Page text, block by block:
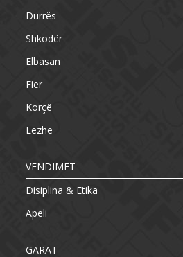
Durrës
Shkodër
Elbasan
Fier
Korçë
Lezhë
VENDIMET
Disiplina & Etika
Apeli
GARAT